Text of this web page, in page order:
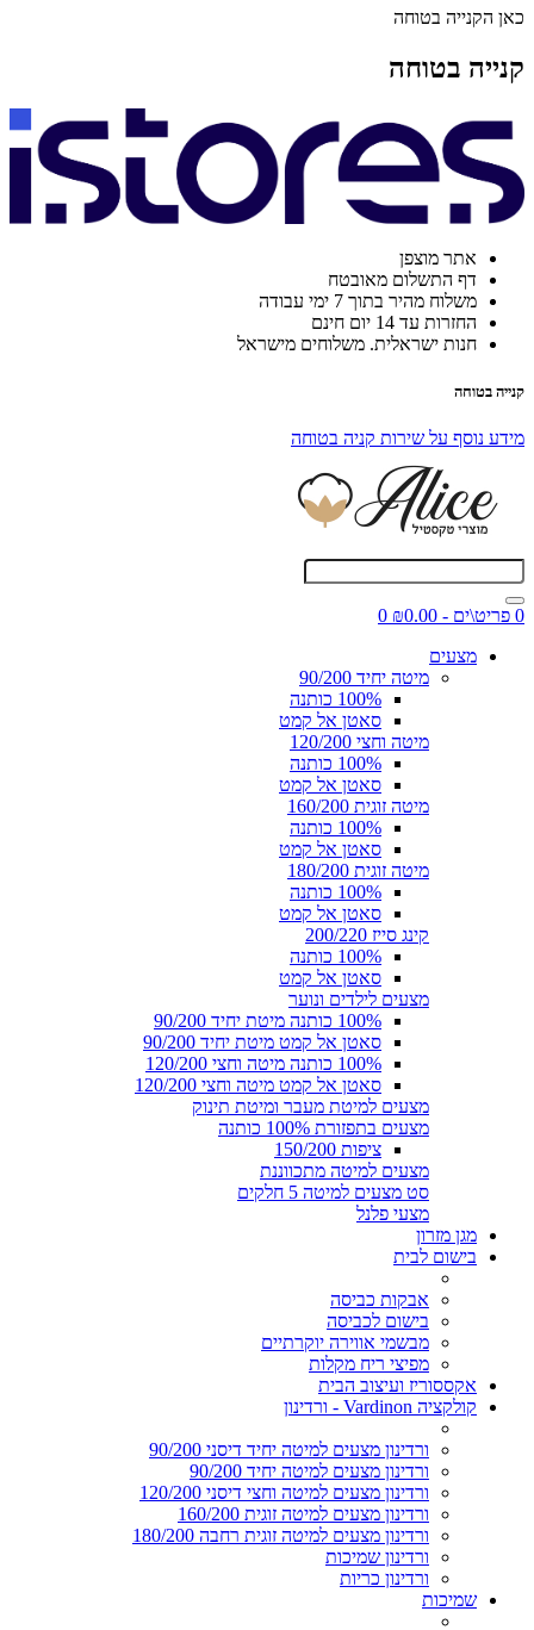
כאן הקנייה בטוחה
קנייה בטוחה
אתר מוצפן
דף התשלום מאובטח
משלוח מהיר בתוך 7 ימי עבודה
החזרות עד 14 יום חינם
חנות ישראלית. משלוחים מישראל
קנייה בטוחה
מידע נוסף על שירות קניה בטוחה
0 פריט\ים - ₪0.00
0
מצעים
מיטה יחיד 90/200
100% כותנה
סאטן אל קמט
מיטה וחצי 120/200
100% כותנה
סאטן אל קמט
מיטה זוגית 160/200
100% כותנה
סאטן אל קמט
מיטה זוגית 180/200
100% כותנה
סאטן אל קמט
קינג סייז 200/220
100% כותנה
סאטן אל קמט
מצעים לילדים ונוער
100% כותנה מיטת יחיד 90/200
סאטן אל קמט מיטת יחיד 90/200
100% כותנה מיטה וחצי 120/200
סאטן אל קמט מיטה וחצי 120/200
מצעים למיטת מעבר ומיטת תינוק
מצעים בתפזורת 100% כותנה
ציפות 150/200
מצעים למיטה מתכווננת
סט מצעים למיטה 5 חלקים
מצעי פלנל
מגן מזרון
בישום לבית
אבקות כביסה
בישום לכביסה
מבשמי אווירה יוקרתיים
מפיצי ריח מקלות
אקססוריז ועיצוב הבית
קולקציה Vardinon - ורדינון
ורדינון מצעים למיטה יחיד דיסני 90/200
ורדינון מצעים למיטה יחיד 90/200
ורדינון מצעים למיטה וחצי דיסני 120/200
ורדינון מצעים למיטה זוגית 160/200
ורדינון מצעים למיטה זוגית רחבה 180/200
ורדינון שמיכות
ורדינון כריות
שמיכות